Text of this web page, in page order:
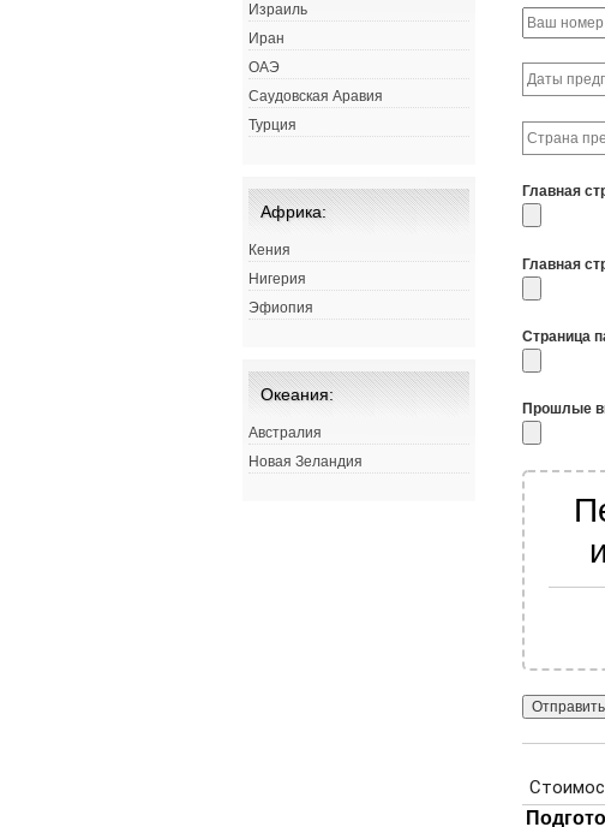
Главная
Главная
Страница
Прошлые
Израиль
Иран
ОАЭ
Саудовская Аравия
Турция
Африка:
Кения
Нигерия
Эфиопия
Океания:
Австралия
Новая Зеландия